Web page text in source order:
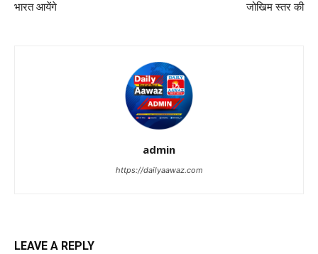
भारत आयेंगे
जोखिम स्‍तर की
admin
https://dailyaawaz.com
LEAVE A REPLY